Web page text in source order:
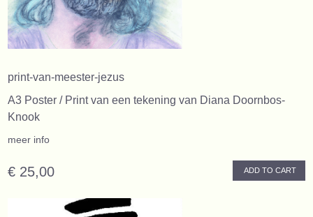
print-van-meester-jezus
A3 Poster / Print van een tekening van Diana Doornbos-
Knook
meer info
€ 25,00 ADD TO CART